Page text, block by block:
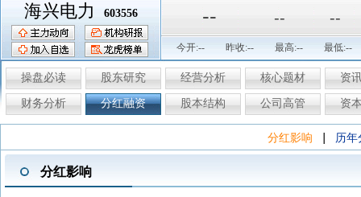
弘业股份
富临运业
海兴电力 603556 -- -- --
今开:-- 昨收:-- 最高:-- 最低:--
操盘必读 股东研究 经营分析 核心题材 资
财务分析 分红融资 股本结构 公司高管 资
分红影响 历年
分红影响